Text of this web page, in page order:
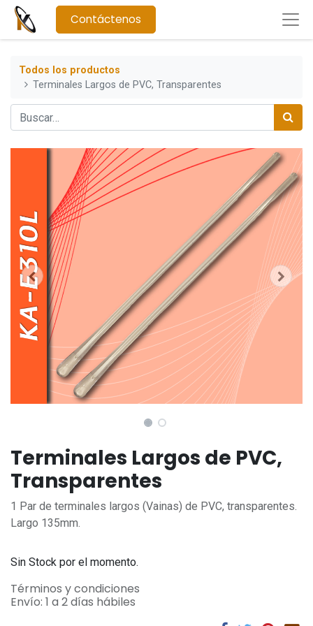
Contáctenos
Todos los productos
Terminales Largos de PVC, Transparentes
Terminales Largos de PVC,
Transparentes
1 Par de terminales largos (Vainas) de PVC, transparentes.
Largo 135mm.
Sin Stock por el momento.
Términos y condiciones
Envío: 1 a 2 días hábiles